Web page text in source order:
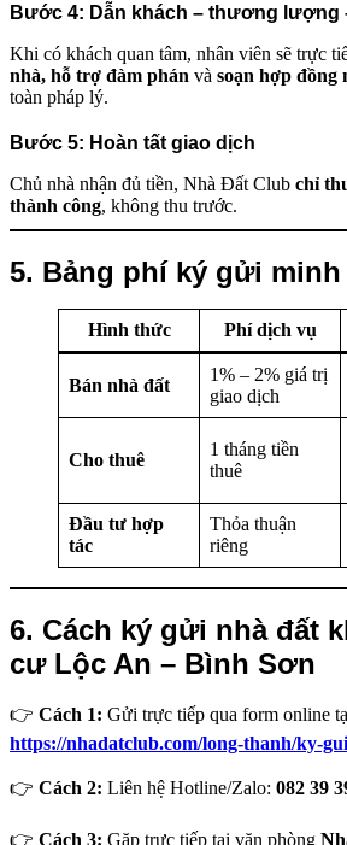
Bước 4: Dẫn khách – thương lượng
Khi có khách quan tâm, nhân viên sẽ trực
nhà, hỗ trợ đàm phán và soạn hợp đồng
toàn pháp lý.
Bước 5: Hoàn tất giao dịch
Chủ nhà nhận đủ tiền, Nhà Đất Club chỉ
thành công, không thu trước.
5. Bảng phí ký gửi minh
Hình thức Phí dịch vụ
Bán nhà đất
1% – 2% giá trị
giao dịch
Cho thuê
1 tháng tiền
thuê
Đầu tư hợp
tác
Thỏa thuận
riêng
6. Cách ký gửi nhà đất
cư Lộc An – Bình Sơn
👉 Cách 1: Gửi trực tiếp qua form online
https://nhadatclub.com/long-thanh/ky-
👉 Cách 2: Liên hệ Hotline/Zalo: 082 39
👉 Cách 3: Gặp trực tiếp tại văn phòng